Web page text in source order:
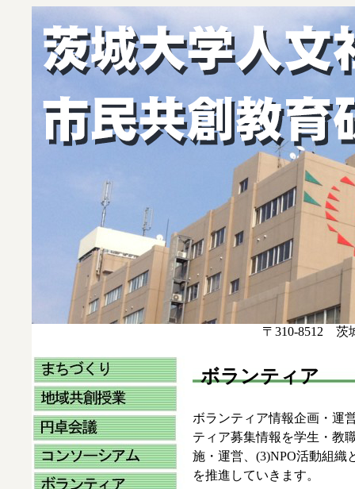
〒310-8512 茨
ボランティア
ボランティア情報企画・運
ティア募集情報を学生・教
施・運営、(3)NPO活動組織
を推進していきます。